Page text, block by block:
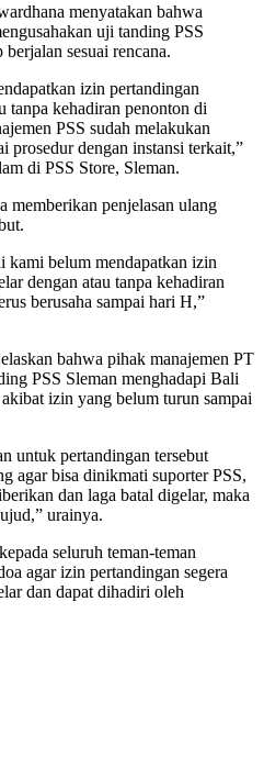
menyatakan bahwa
uji tanding PSS
sesuai rencana.
izin pertandingan
tanpa kehadiran penonton di
PSS sudah melakukan
prosedur dengan instansi terkait,”
di PSS Store, Sleman.
memberikan penjelasan ulang
kami belum mendapatkan izin
dengan atau tanpa kehadiran
berusaha sampai hari H,”
bahwa pihak manajemen PT
PSS Sleman menghadapi Bali
izin yang belum turun sampai
untuk pertandingan tersebut
agar bisa dinikmati suporter PSS,
dan laga batal digelar, maka
urainya.
seluruh teman-teman
agar izin pertandingan segera
dan dapat dihadiri oleh